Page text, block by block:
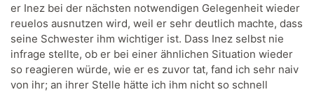
er Inez bei der nächsten notwendigen Gelegenheit wieder
reuelos ausnutzen wird, weil er sehr deutlich machte, dass
seine Schwester ihm wichtiger ist. Dass Inez selbst nie
infrage stellte, ob er bei einer ähnlichen Situation wieder
so reagieren würde, wie er es zuvor tat, fand ich sehr naiv
von ihr; an ihrer Stelle hätte ich ihm nicht so schnell